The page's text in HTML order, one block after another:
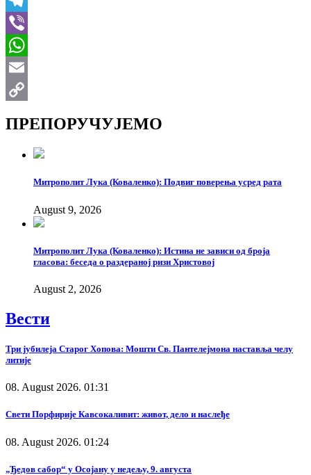
Telegram
Viber
WhatsApp
Email
ПРЕПОРУЧУЈЕМО
Митрополит Лука (Коваленко): Подвиг поверења усред рата
August 9, 2026
Митрополит Лука (Коваленко): Истина не зависи од броја
гласова: беседа о раздераној ризи Христовој
August 2, 2026
Вести
Три јубилеја Старог Хопова: Мошти Св. Пантелејмона наставља челу
литије
08. August 2026. 01:31
Свети Порфирије Кавсокаливит: живот, дело и наслеђе
08. August 2026. 01:24
„Ђедов сабор“ у Осојану у недељу, 9. августа